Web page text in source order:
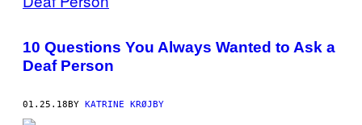
10 Questions You Always Wanted to Ask a
Deaf Person
01.25.18BY KATRINE KRØJBY